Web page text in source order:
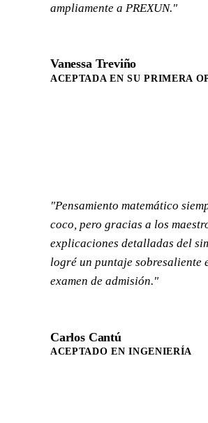
ampliamente a PREXUN."
Vanessa Treviño
ACEPTADA EN SU PRIMERA
"Pensamiento matemático
coco, pero gracias a los
explicaciones detalladas del
logré un puntaje sobresaliente
examen de admisión."
Carlos Cantú
ACEPTADO EN INGENIERÍA